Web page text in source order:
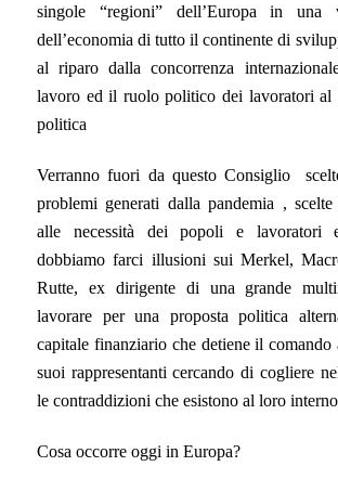
singole “regioni” dell’Europa in una
dell’economia di tutto il continente di
al riparo dalla concorrenza
lavoro ed il ruolo politico dei lavoratori al
politica
Verranno fuori da questo Consiglio
problemi generati dalla pandemia ,
alle necessità dei popoli e lavoratori
dobbiamo farci illusioni sui Merkel,
Rutte, ex dirigente di una grande
lavorare per una proposta politica
capitale finanziario che detiene il comando
suoi rappresentanti cercando di cogliere
le contraddizioni che esistono al loro
Cosa occorre oggi in Europa?